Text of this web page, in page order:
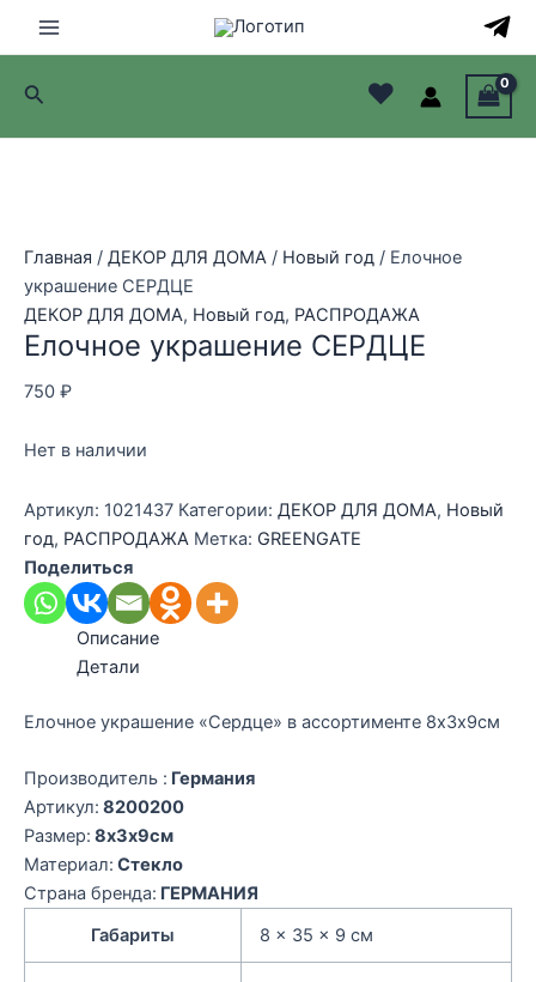
Main
Menu
Поиск ♥
Главная / ДЕКОР ДЛЯ ДОМА / Новый год / Елочное
украшение СЕРДЦЕ
ДЕКОР ДЛЯ ДОМА, Новый год, РАСПРОДАЖА
Елочное украшение СЕРДЦЕ
750 ₽
Нет в наличии
Артикул: 1021437 Категории: ДЕКОР ДЛЯ ДОМА, Новый
год, РАСПРОДАЖА Метка: GREENGATE
Поделиться
Описание
Детали
Елочное украшение «Сердце» в ассортименте 8х3х9см
Производитель : Германия
Артикул: 8200200
Размер: 8х3х9см
Материал: Стекло
Страна бренда: ГЕРМАНИЯ
Габариты
8 × 35 × 9 см
Распродажа!
Распродажа!
Распродажа!
Распродажа!
Распродажа!
Распродажа!
Распродажа!
Распродажа!
Распродажа!
Распродажа!